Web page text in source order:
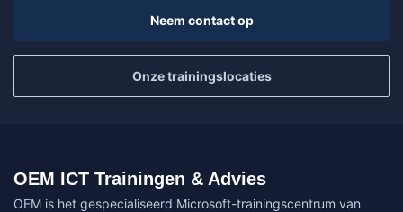
Neem contact op
Onze trainingslocaties
OEM ICT Trainingen & Advies
OEM is het gespecialiseerd Microsoft-trainingscentrum van